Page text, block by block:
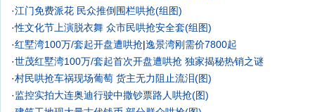
·江门免费派花 民众推倒围栏哄抢(组图)
·性文化节上演脱衣舞 众市民哄抢安全套(组图)
·红墅湾100万/套起开盘遭哄抢|逸景湾刚需价7800起
·世茂红墅湾100万/套起首次开盘遭哄抢 独家揭秘热销之谜
·村民哄抢车祸现场葡萄 货主无力阻止流泪(图)
·监控实拍大连奥迪行驶中撒钞票路人哄抢(图)